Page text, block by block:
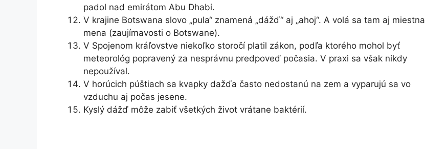
padol nad emirátom Abu Dhabi.
V krajine Botswana slovo „pula“ znamená „dážď“ aj „ahoj“. A volá sa tam aj miestna
mena (zaujímavosti o Botswane).
V Spojenom kráľovstve niekoľko storočí platil zákon, podľa ktorého mohol byť
meteorológ popravený za nesprávnu predpoveď počasia. V praxi sa však nikdy
nepoužíval.
V horúcich púštiach sa kvapky dažďa často nedostanú na zem a vyparujú sa vo
vzduchu aj počas jesene.
Kyslý dážď môže zabiť všetkých život vrátane baktérií.